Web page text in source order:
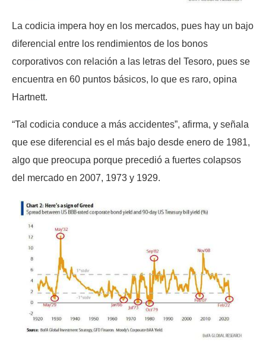
La codicia impera hoy en los mercados, pues hay un bajo
diferencial entre los rendimientos de los bonos
corporativos con relación a las letras del Tesoro, pues se
encuentra en 60 puntos básicos, lo que es raro, opina
Hartnett.
“Tal codicia conduce a más accidentes”, afirma, y señala
que ese diferencial es el más bajo desde enero de 1981,
algo que preocupa porque precedió a fuertes colapsos
del mercado en 2007, 1973 y 1929.